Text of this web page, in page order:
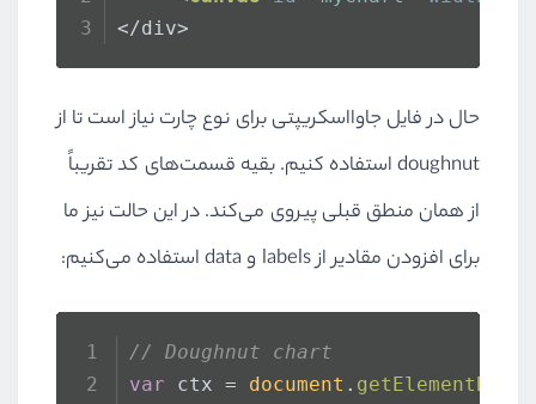
</div>
حال در فایل جاوااسکریپتی برای نوع چارت نیاز است تا از
doughnut استفاده کنیم. بقیه قسمت‌های کد تقریباً
از همان منطق قبلی پیروی می‌کند. در این حالت نیز ما
برای افزودن مقادیر از labels و data استفاده می‌کنیم:
// Doughnut chart
var ctx = document . getElementById